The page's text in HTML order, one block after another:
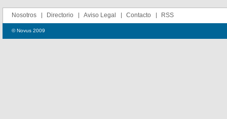
Nosotros Directorio Aviso Legal Contacto RSS
© Novus 2009